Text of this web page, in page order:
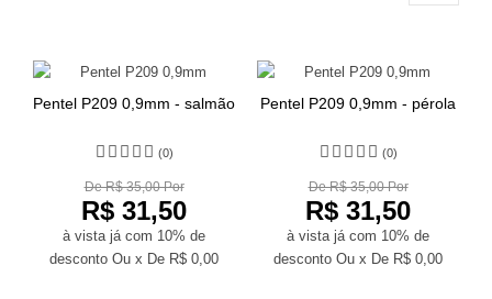
Pentel P209 0,9mm - salmão
(0)
De R$ 35,00 Por
R$ 31,50
à vista já com 10% de
desconto Ou x De R$ 0,00
Pentel P209 0,9mm - pérola
(0)
De R$ 35,00 Por
R$ 31,50
à vista já com 10% de
desconto Ou x De R$ 0,00